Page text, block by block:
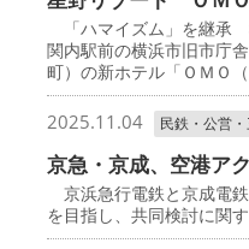
「ハマイズム」を継承
関内駅前の横浜市旧市庁
町）の新ホテル「ＯＭＯ
2025.11.04 民鉄・公営
京急・京成、空港ア
京浜急行電鉄と京成電
を目指し、共同検討に関